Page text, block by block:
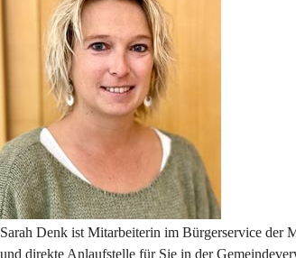
Sarah Denk ist Mitarbeiterin im Bürgerservice der
und direkte Anlaufstelle für Sie in der